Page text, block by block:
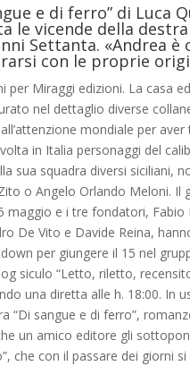
e di ferro” di Luca
le vicende della
Settanta. «Andrea
con le proprie
per Miraggi edizioni. La casa
nel dettaglio diverse
mondiale per
in Italia personaggi del
sua squadra diversi siciliani,
o Angelo Orlando Meloni. Il
maggio e i tre fondatori, Fabio
De Vito e Davide Reina,
per giungere il 15 nel
siculo “Letto, riletto,
una diretta alle h. 18:00. In
“Di sangue e di ferro”,
un amico editore gli
che con il passare dei giorni